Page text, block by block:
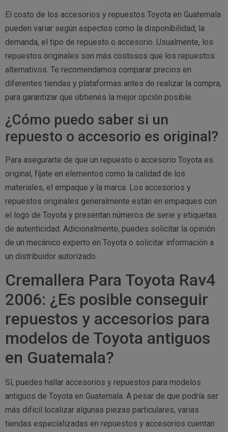
El costo de los accesorios y repuestos Toyota en Guatemala
pueden variar según aspectos como la disponibilidad, la
demanda, el tipo de repuesto o accesorio. Usualmente, los
repuestos originales son más costosos que los repuestos
alternativos. Te recomendamos comparar precios en
diferentes tiendas y plataformas antes de realizar la compra,
para garantizar que obtienes la mejor opción posible.
¿Cómo puedo saber si un
repuesto o accesorio es original?
Para asegurarte de que un repuesto o accesorio Toyota es
original, fíjate en elementos como la calidad de los
materiales, el empaque y la marca. Los accesorios y
repuestos originales generalmente están en empaques con
el logo de Toyota y presentan números de serie y etiquetas
de autenticidad. Adicionalmente, puedes solicitar la opinión
de un mecánico experto en Toyota o solicitar información a
un distribuidor autorizado.
Cremallera Para Toyota Rav4
2006: ¿Es posible conseguir
repuestos y accesorios para
modelos de Toyota antiguos
en Guatemala?
Sí, puedes hallar accesorios y repuestos para modelos
antiguos de Toyota en Guatemala. A pesar de que podría ser
más difícil localizar algunas piezas particulares, varias
tiendas especializadas en repuestos y accesorios cuentan